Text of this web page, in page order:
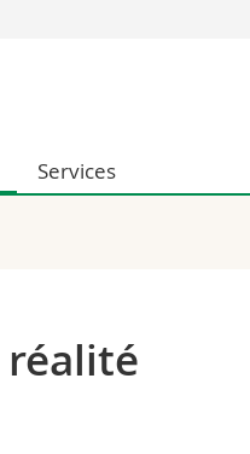
Médias
Chercheurs
Services
réalité